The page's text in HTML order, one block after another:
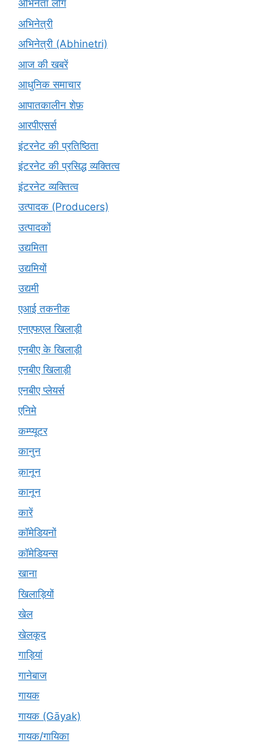
अभिनेता लोग
अभिनेत्री
अभिनेत्री (Abhinetri)
आज की खबरें
आधुनिक समाचार
आपातकालीन शेफ़
आरपीएसर्स
इंटरनेट की प्रतिष्ठिता
इंटरनेट की प्रसिद्ध व्यक्तित्व
इंटरनेट व्यक्तित्व
उत्पादक (Producers)
उत्पादकों
उद्यमिता
उद्यमियों
उद्यमी
एआई तकनीक
एनएफएल खिलाड़ी
एनबीए के खिलाड़ी
एनबीए खिलाड़ी
एनबीए प्लेयर्स
एनिमे
कम्प्यूटर
कानुन
क़ानून
कानून
कारें
कॉमेडियनों
कॉमेडियन्स
खाना
खिलाड़ियों
खेल
खेलकूद
गाड़ियां
गानेबाज
गायक
गायक (Gāyak)
गायक/गायिका